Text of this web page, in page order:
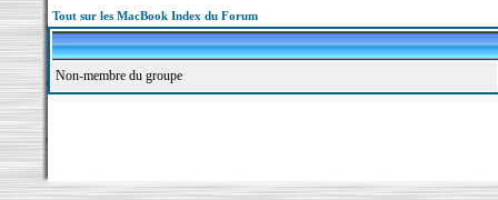
Tout sur les MacBook Index du Forum
Non-membre du groupe